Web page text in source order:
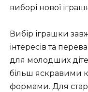
виборі нової
Вибір іграшки
інтересів та
для молодших
більш яскравими
формами. Для